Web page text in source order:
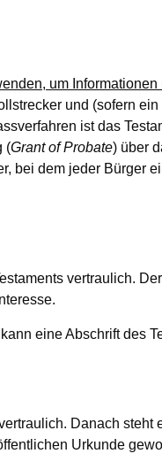
um
und (sofern
ist das
(Grant of Probate) über
bei dem jeder Bürger
vertraulich.
eine Abschrift des
Danach steht
Urkunde